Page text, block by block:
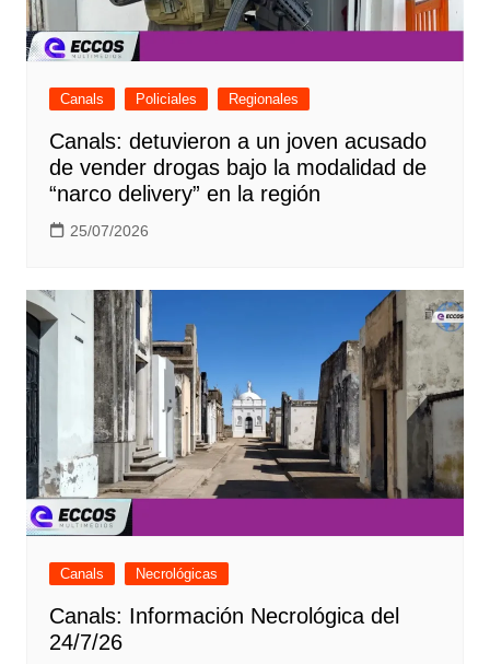
Canals Policiales Regionales
Canals: detuvieron a un joven acusado
de vender drogas bajo la modalidad de
“narco delivery” en la región
25/07/2026
Canals Necrológicas
Canals: Información Necrológica del
24/7/26